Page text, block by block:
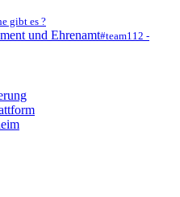
gibt es ?
und Ehrenamt#team112 -